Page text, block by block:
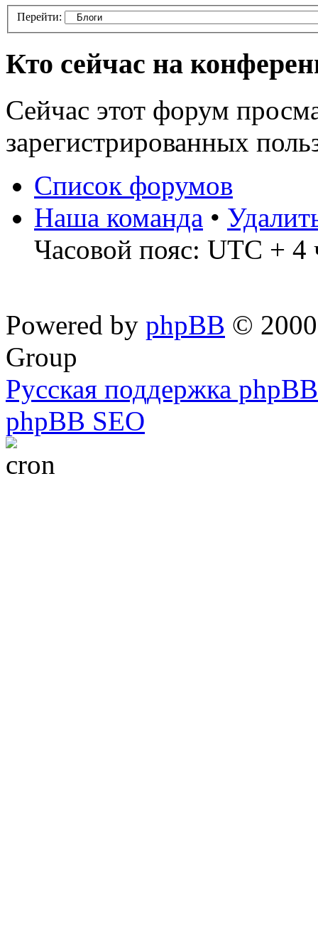
Перейти:
Кто сейчас на
Сейчас этот форум
зарегистрированных
Список форумов
Наша команда •
Часовой пояс: UTC + 4
Powered by phpBB ©
Group
Русская поддержка phpBB
phpBB SEO